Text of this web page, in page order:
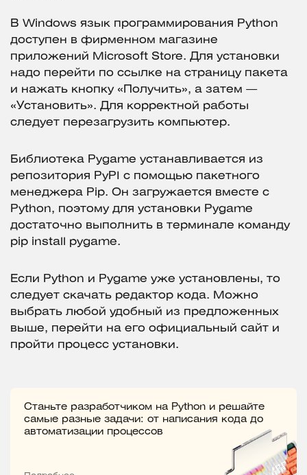
В Windows язык программирования Python
доступен в фирменном магазине
приложений Microsoft Store. Для установки
надо перейти по ссылке на страницу пакета
и нажать кнопку «Получить», а затем —
«Установить». Для корректной работы
следует перезагрузить компьютер.
Библиотека Pygame устанавливается из
репозитория PyPI с помощью пакетного
менеджера Pip. Он загружается вместе с
Python, поэтому для установки Pygame
достаточно выполнить в терминале команду
pip install pygame.
Если Python и Pygame уже установлены, то
следует скачать редактор кода. Можно
выбрать любой удобный из предложенных
выше, перейти на его официальный сайт и
пройти процесс установки.
Станьте разработчиком на Python и решайте
самые разные задачи: от написания кода до
автоматизации процессов